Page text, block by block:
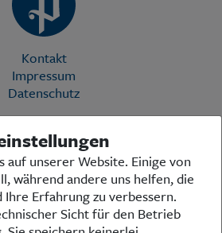
Kontakt
Impressum
Datenschutz
Zeitung (PAZ) ist eine einzigartige Stimme
Woche für Woche berichtet sie
in Politik, Kultur und Wirtschaft und
Entwicklungen unserer Gesellschaft
sich die Redaktion dem traditionellen
verpflichtet: Das alte Preußen stand und
auf unserer Website. Einige von
während andere uns helfen, die
Ihre Erfahrung zu verbessern.
Sicht für den Betrieb